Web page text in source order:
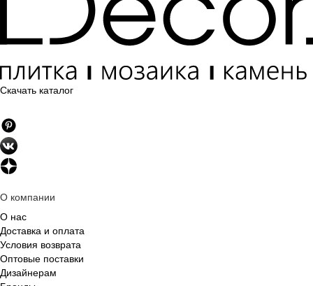
Скачать каталог
О компании
О нас
Доставка и оплата
Условия возврата
Оптовые поставки
Дизайнерам